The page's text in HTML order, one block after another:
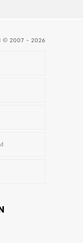
© 2007 - 2026